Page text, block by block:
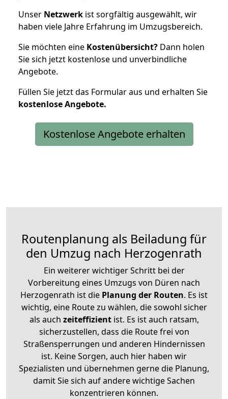
Unser Netzwerk ist sorgfältig ausgewählt, wir
haben viele Jahre Erfahrung im Umzugsbereich.
Sie möchten eine Kostenübersicht? Dann holen
Sie sich jetzt kostenlose und unverbindliche
Angebote.
Füllen Sie jetzt das Formular aus und erhalten Sie
kostenloseAngebote.
Kostenlose Angebote erhalten
Routenplanung als Beiladung für
den Umzug nach Herzogenrath
Ein weiterer wichtiger Schritt bei der
Vorbereitung eines Umzugs von Düren nach
Herzogenrath ist die Planung der Routen. Es ist
wichtig, eine Route zu wählen, die sowohl sicher
als auch zeiteffizientist. Es ist auch ratsam,
sicherzustellen, dass die Route frei von
Straßensperrungen und anderen Hindernissen
ist. Keine Sorgen, auch hier haben wir
Spezialisten und übernehmen gerne die Planung,
damit Sie sich auf andere wichtige Sachen
konzentrieren können.